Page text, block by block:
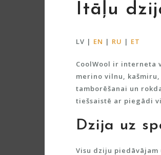
Itāļu
LV | EN | RU | ET
CoolWool ir interneta
merino vilnu,
tamborēšanai un
tiešsaistē ar piegādi
Dzija uz
Visu dziju piedāvājam